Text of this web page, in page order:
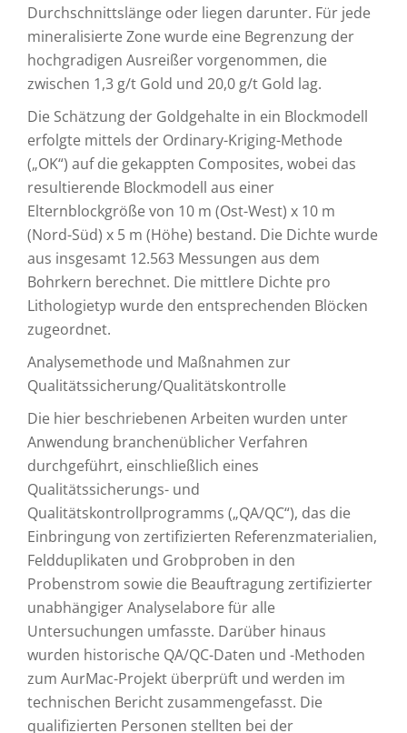
Durchschnittslänge oder liegen darunter. Für jede
mineralisierte Zone wurde eine Begrenzung der
hochgradigen Ausreißer vorgenommen, die
zwischen 1,3 g/t Gold und 20,0 g/t Gold lag.
Die Schätzung der Goldgehalte in ein Blockmodell
erfolgte mittels der Ordinary-Kriging-Methode
(„OK“) auf die gekappten Composites, wobei das
resultierende Blockmodell aus einer
Elternblockgröße von 10 m (Ost-West) x 10 m
(Nord-Süd) x 5 m (Höhe) bestand. Die Dichte wurde
aus insgesamt 12.563 Messungen aus dem
Bohrkern berechnet. Die mittlere Dichte pro
Lithologietyp wurde den entsprechenden Blöcken
zugeordnet.
Analysemethode und Maßnahmen zur
Qualitätssicherung/Qualitätskontrolle
Die hier beschriebenen Arbeiten wurden unter
Anwendung branchenüblicher Verfahren
durchgeführt, einschließlich eines
Qualitätssicherungs- und
Qualitätskontrollprogramms („QA/QC“), das die
Einbringung von zertifizierten Referenzmaterialien,
Feldduplikaten und Grobproben in den
Probenstrom sowie die Beauftragung zertifizierter
unabhängiger Analyselabore für alle
Untersuchungen umfasste. Darüber hinaus
wurden historische QA/QC-Daten und -Methoden
zum AurMac-Projekt überprüft und werden im
technischen Bericht zusammengefasst. Die
qualifizierten Personen stellten bei der